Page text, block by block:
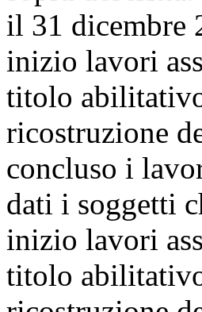
il 31 dicembre
inizio lavori
titolo
ricostruzione
concluso i
dati i soggetti
inizio lavori
titolo